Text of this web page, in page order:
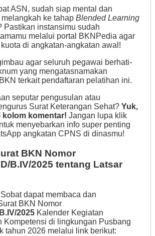
ASN, sudah siap mental dan
ke tahap Blended Learning
Pastikan instansimu sudah
melalui portal BKNPedia agar
di angkatan-angkatan awal!
agar seluruh pegawai berhati-
yang mengatasnamakan
terkait pendaftaran pelatihan ini.
seputar pengusulan atau
Surat Keterangan Sehat? Yuk,
komentar! Jangan lupa klik
menyebarkan info super penting
angkatan CPNS di dinasmu!
BKN Nomor
B.IV/2025 tentang Latsar
dapat membaca dan
BKN Nomor
2025 Kalender Kegiatan
Kompetensi di lingkungan Pusbang
tahun 2026 melalui link berikut: